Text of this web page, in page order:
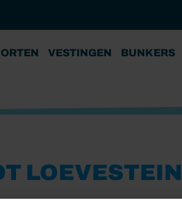
VESTINGEN BUNKERS
LOEVESTEIN